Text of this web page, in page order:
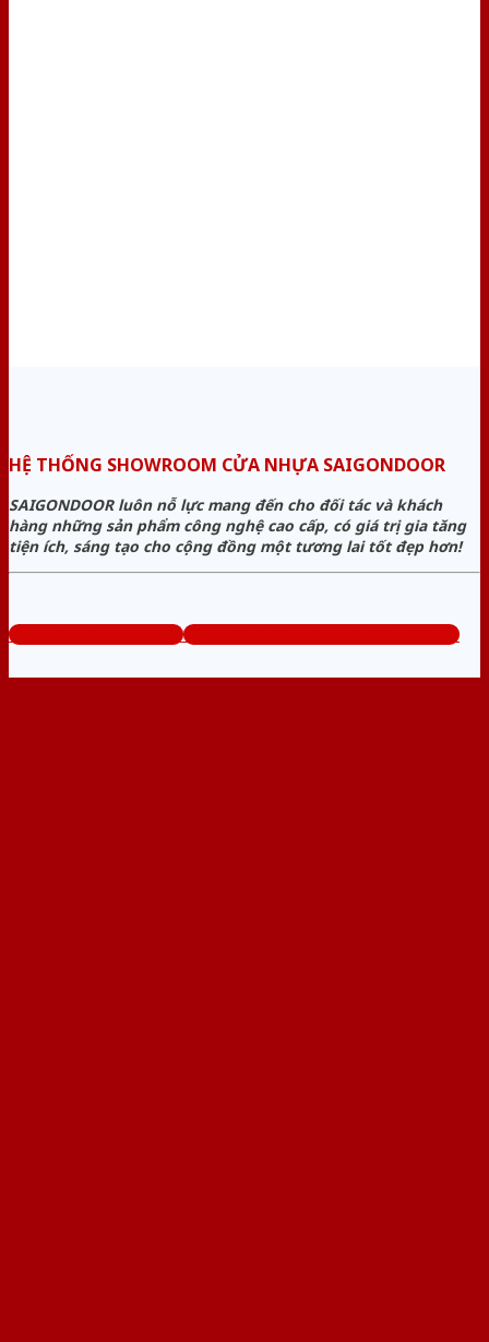
HỆ THỐNG SHOWROOM CỬA NHỰA SAIGONDOOR
SAIGONDOOR luôn nỗ lực mang đến cho đối tác và khách
hàng những sản phẩm công nghệ cao cấp, có giá trị gia tăng
tiện ích, sáng tạo cho cộng đồng một tương lai tốt đẹp hơn!
www.sieuthicuanhua.net Tổng đài tư vấn miễn phí: 0824.400.400